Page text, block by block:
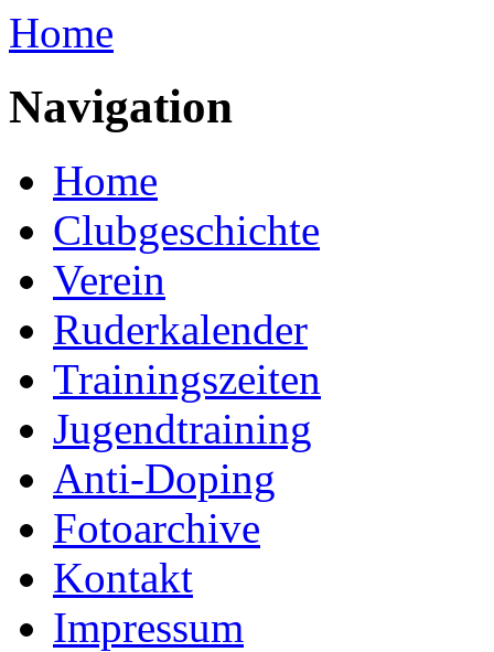
Home
Navigation
Home
Clubgeschichte
Verein
Ruderkalender
Trainingszeiten
Jugendtraining
Anti-Doping
Fotoarchive
Kontakt
Impressum